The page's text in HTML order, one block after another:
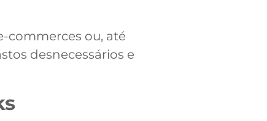
commerces ou, até
desnecessários e